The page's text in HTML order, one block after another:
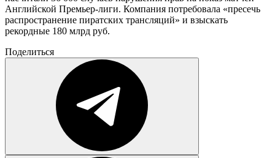
Английской Премьер-лиги. Компания потребовала «пресечь
распространение пиратских трансляций» и взыскать
рекордные 180 млрд руб.
Поделиться